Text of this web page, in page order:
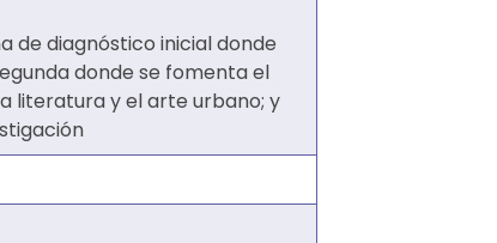
de diagnóstico inicial donde
donde se fomenta el
literatura y el arte urbano; y